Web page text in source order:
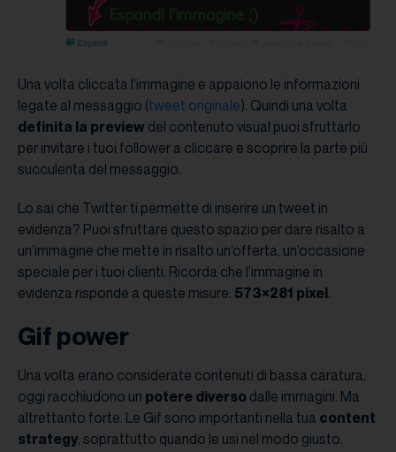
Una volta cliccata l’immagine e appaiono le informazioni
legate al messaggio (tweet originale). Quindi una volta
definita la preview del contenuto visual puoi sfruttarlo
per invitare i tuoi follower a cliccare e scoprire la parte più
succulenta del messaggio.
Lo sai che Twitter ti permette di inserire un tweet in
evidenza? Puoi sfruttare questo spazio per dare risalto a
un’immagine che mette in risalto un’offerta, un’occasione
speciale per i tuoi clienti. Ricorda che l’immagine in
evidenza risponde a queste misure: 573×281 pixel.
Gif power
Una volta erano considerate contenuti di bassa caratura,
oggi racchiudono un potere diverso dalle immagini. Ma
altrettanto forte. Le Gif sono importanti nella tua content
strategy, soprattutto quando le usi nel modo giusto.